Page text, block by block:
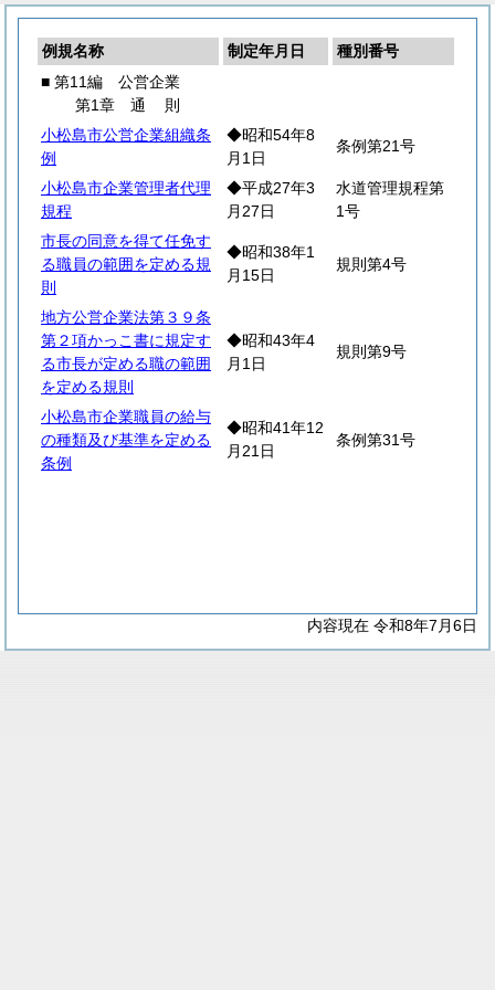
例規名称 制定年月日
種別番号
■ 第11編 公営企業
第1章 通 則
小松島市公営企業組織条
例
◆昭和54年8
月1日
条例第21号
小松島市企業管理者代理
規程
◆平成27年3
月27日
水道管理規程第
1号
市長の同意を得て任免す
る職員の範囲を定める規
則
◆昭和38年1
月15日
規則第4号
地方公営企業法第３９条
第２項かっこ書に規定す
る市長が定める職の範囲
を定める規則
◆昭和43年4
月1日
規則第9号
小松島市企業職員の給与
の種類及び基準を定める
条例
◆昭和41年12
月21日
条例第31号
内容現在 令和8年7月6日